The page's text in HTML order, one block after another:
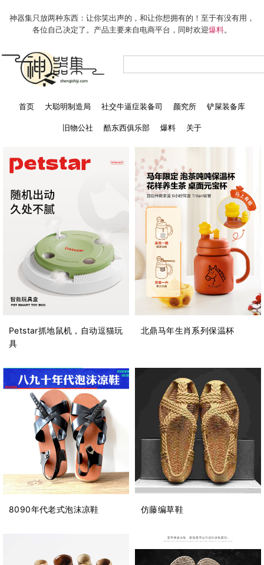
神器集只放两种东西：让你笑出声的，和让你想拥有的！至于有没有用，
各位自己决定了。产品主要来自电商平台，同时欢迎爆料。
首页 大聪明制造局 社交牛逼症装备司 颜究所 铲屎装备库
旧物公社 酷东西俱乐部 爆料 关于
Petstar抓地鼠机，自动逗猫玩
具
北鼎马年生肖系列保温杯
8090年代老式泡沫凉鞋 仿藤编草鞋